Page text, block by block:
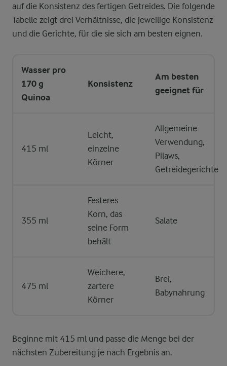
auf die Konsistenz des fertigen Getreides. Die folgende
Tabelle zeigt drei Verhältnisse, die jeweilige Konsistenz
und die Gerichte, für die sie sich am besten eignen.
Wasser pro
170 g
Quinoa
Konsistenz
Am besten
geeignet für
415 ml
Leicht,
einzelne
Körner
Allgemeine
Verwendung,
Pilaws,
Getreidegerichte
355 ml
Festeres
Korn, das
seine Form
behält
Salate
475 ml
Weichere,
zartere
Körner
Brei,
Babynahrung
Beginne mit 415 ml und passe die Menge bei der
nächsten Zubereitung je nach Ergebnis an.